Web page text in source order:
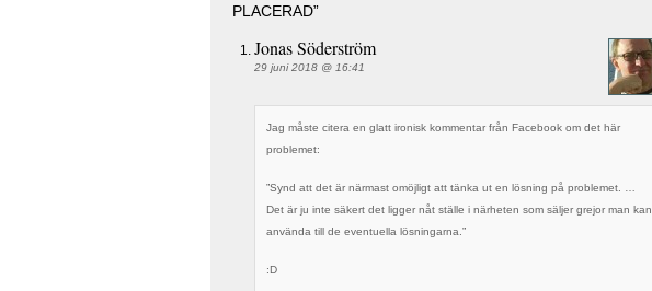
PLACERAD”
Jonas Söderström
29 juni 2018 @ 16:41
Jag måste citera en glatt ironisk kommentar från Facebook om det här
problemet:
”Synd att det är närmast omöjligt att tänka ut en lösning på problemet. …
Det är ju inte säkert det ligger nåt ställe i närheten som säljer grejor man kan
använda till de eventuella lösningarna.”
:D